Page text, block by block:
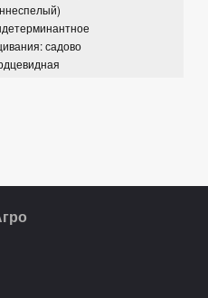
садово